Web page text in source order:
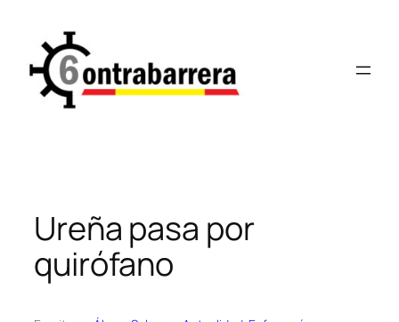
contenido
Ureña pasa por
quirófano